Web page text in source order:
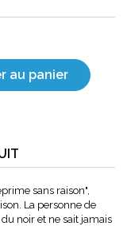
au panier
sans raison",
La personne de
noir et ne sait jamais